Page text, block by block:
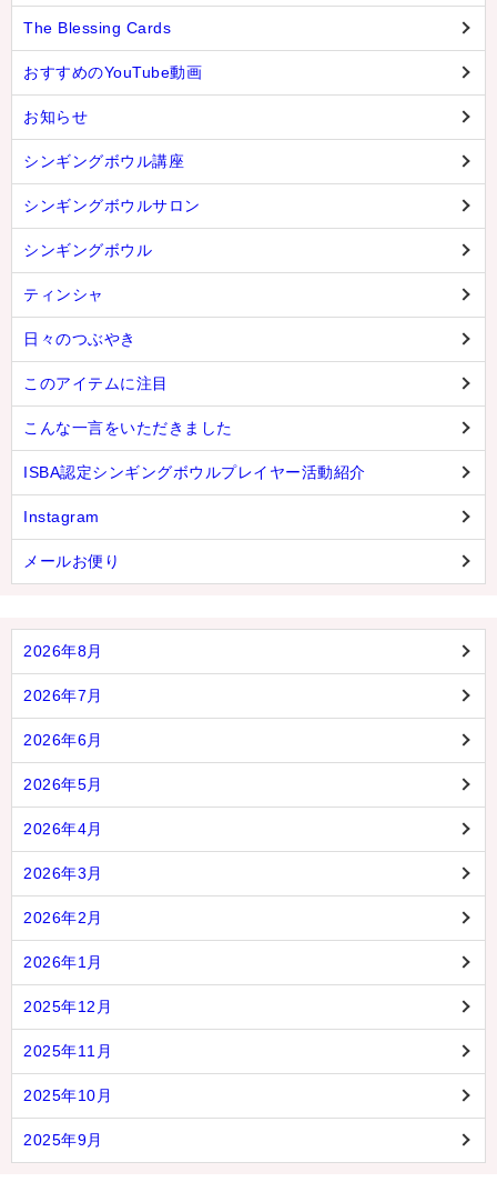
The Blessing Cards
おすすめのYouTube動画
お知らせ
シンギングボウル講座
シンギングボウルサロン
シンギングボウル
ティンシャ
日々のつぶやき
このアイテムに注目
こんな一言をいただきました
ISBA認定シンギングボウルプレイヤー活動紹介
Instagram
メールお便り
2026年8月
2026年7月
2026年6月
2026年5月
2026年4月
2026年3月
2026年2月
2026年1月
2025年12月
2025年11月
2025年10月
2025年9月